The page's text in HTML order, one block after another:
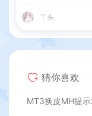
丫头
猜你喜欢
MT3换皮MH提